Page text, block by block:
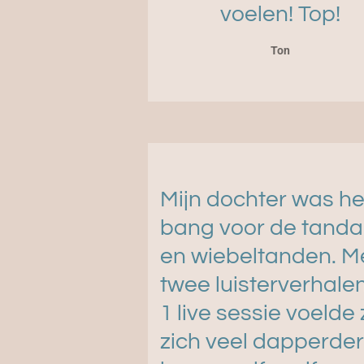
voelen! Top!
Ton
Mijn dochter was
bang voor de
en wiebeltanden.
twee
1 live sessie voelde
zich veel